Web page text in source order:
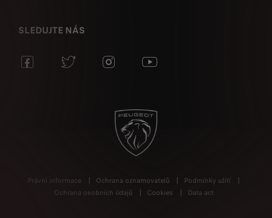
SLEDUJTE NÁS
Právní informace Ochrana oznamovatelů
Podmínky užití
Ochrana osobních údajů
Cookies Data act